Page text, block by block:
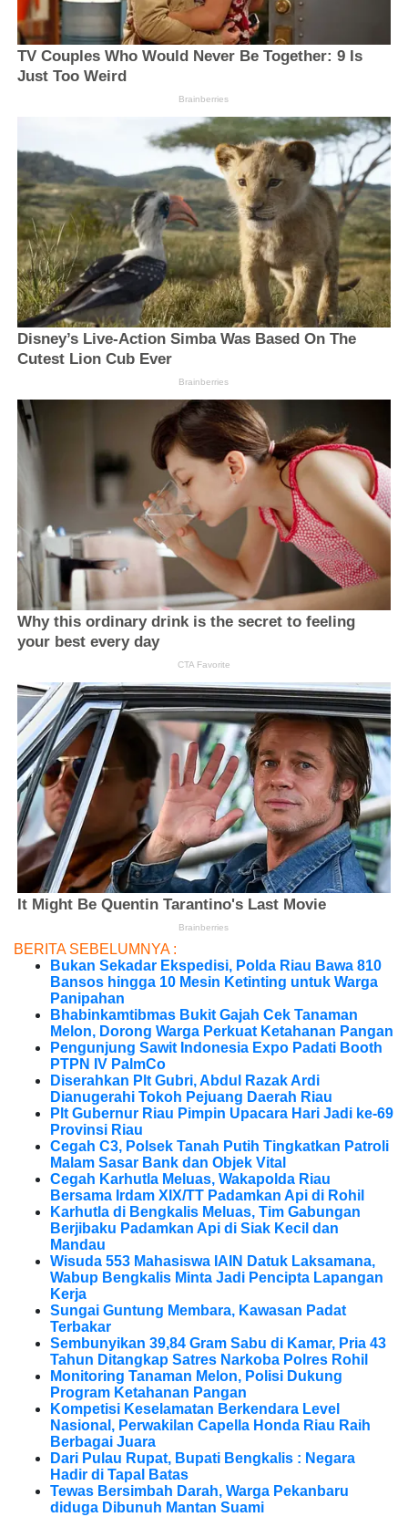
BERITA SEBELUMNYA :
Bukan Sekadar Ekspedisi, Polda Riau Bawa 810
Bansos hingga 10 Mesin Ketinting untuk Warga
Panipahan
Bhabinkamtibmas Bukit Gajah Cek Tanaman
Melon, Dorong Warga Perkuat Ketahanan Pangan
Pengunjung Sawit Indonesia Expo Padati Booth
PTPN IV PalmCo
Diserahkan Plt Gubri, Abdul Razak Ardi
Dianugerahi Tokoh Pejuang Daerah Riau
Plt Gubernur Riau Pimpin Upacara Hari Jadi ke-69
Provinsi Riau
Cegah C3, Polsek Tanah Putih Tingkatkan Patroli
Malam Sasar Bank dan Objek Vital
Cegah Karhutla Meluas, Wakapolda Riau
Bersama Irdam XIX/TT Padamkan Api di Rohil
Karhutla di Bengkalis Meluas, Tim Gabungan
Berjibaku Padamkan Api di Siak Kecil dan
Mandau
Wisuda 553 Mahasiswa IAIN Datuk Laksamana,
Wabup Bengkalis Minta Jadi Pencipta Lapangan
Kerja
Sungai Guntung Membara, Kawasan Padat
Terbakar
Sembunyikan 39,84 Gram Sabu di Kamar, Pria 43
Tahun Ditangkap Satres Narkoba Polres Rohil
Monitoring Tanaman Melon, Polisi Dukung
Program Ketahanan Pangan
Kompetisi Keselamatan Berkendara Level
Nasional, Perwakilan Capella Honda Riau Raih
Berbagai Juara
Dari Pulau Rupat, Bupati Bengkalis : Negara
Hadir di Tapal Batas
Tewas Bersimbah Darah, Warga Pekanbaru
diduga Dibunuh Mantan Suami